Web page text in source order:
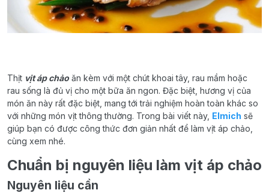
Thịt vịt áp chảo ăn kèm với một chút khoai tây, rau mầm hoặc
rau sống là đủ vị cho một bữa ăn ngon. Đặc biệt, hương vị của
món ăn này rất đặc biệt, mang tới trải nghiệm hoàn toàn khác so
với những món vịt thông thường. Trong bài viết này, Elmich sẽ
giúp bạn có được công thức đơn giản nhất để làm vịt áp chảo,
cùng xem nhé.
Chuẩn bị nguyên liệu làm vịt áp chảo
Nguyên liệu cần